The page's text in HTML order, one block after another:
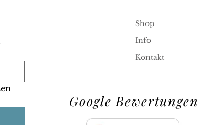
Shop
Info
Kontakt
Google Bewertungen